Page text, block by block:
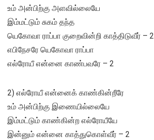
உம் அன்பிற்கு அளவில்லையே
இம்மட்டும் சுகம் தந்த
யெகோவா ராப்பா குறைவின்றி காத்திடுவீர் – 2
எபிநேசரே யெகோவா ராப்பா
எல்ரோயீ என்னை காண்பவரே – 2
2) எல்ரோயீ என்னைக் காண்கின்றீரே
உம் அன்பிற்கு இணையில்லையே
இம்மட்டும் காண்கின்ற எல்ரோயீயே
இன்னும் என்னை காத்துகொள்வீர் – 2